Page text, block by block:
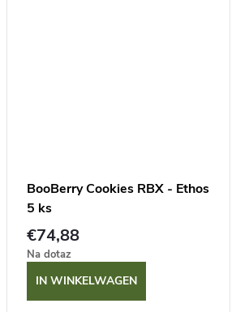
BooBerry Cookies RBX - Ethos
5 ks
€74,88
Na dotaz
IN WINKELWAGEN